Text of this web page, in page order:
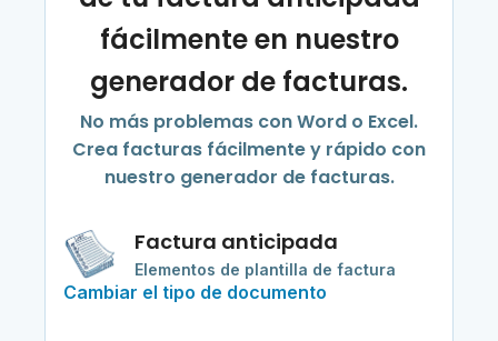
fácilmente en nuestro
generador de facturas.
No más problemas con Word o Excel.
Crea facturas fácilmente y rápido con
nuestro generador de facturas.
Factura anticipada
Elementos de plantilla de factura
Cambiar el tipo de documento